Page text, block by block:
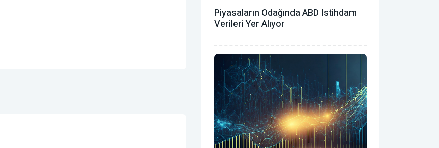
Piyasaların Odağında ABD Istihdam
Verileri Yer Alıyor